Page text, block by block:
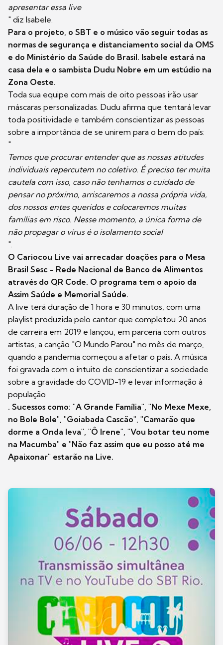
apresentar essa live
" diz Isabele.
Para o projeto, o SBT e o músico vão seguir todas as
normas de segurança e distanciamento social da OMS
e do Ministério da Saúde do Brasil. Isabele estará na
casa dela e o sambista Dudu Nobre em um estúdio na
Zona Oeste.
Toda sua equipe com mais de oito pessoas irão usar
máscaras personalizadas. Dudu afirma que tentará levar
toda positividade e também conscientizar as pessoas
sobre a importância de se unirem para o bem do país:
"
Temos que procurar entender que as nossas atitudes
individuais repercutem no coletivo. É preciso ter muita
cautela com isso, caso não tenhamos o cuidado de
pensar no próximo, arriscaremos a nossa própria vida,
dos nossos entes queridos e colocaremos muitas
famílias em risco. Nesse momento, a única forma de
não propagar o vírus é o isolamento social
".
O Cariocou Live vai arrecadar doações para o Mesa
Brasil Sesc - Rede Nacional de Banco de Alimentos
através do QR Code. O programa tem o apoio da
Assim Saúde e Memorial Saúde.
A live terá duração de 1 hora e 30 minutos, com uma
playlist produzida pelo cantor que completou 20 anos
de carreira em 2019 e lançou, em parceria com outros
artistas, a canção "O Mundo Parou" no mês de março,
quando a pandemia começou a afetar o país. A música
foi gravada com o intuito de conscientizar a sociedade
sobre a gravidade do COVID-19 e levar informação à
população
. Sucessos como: "A Grande Família", "No Mexe Mexe,
no Bole Bole", "Goiabada Cascão", "Camarão que
dorme a Onda leva", "Ô Irene", "Vou botar teu nome
na Macumba" e "Não faz assim que eu posso até me
Apaixonar" estarão na Live.